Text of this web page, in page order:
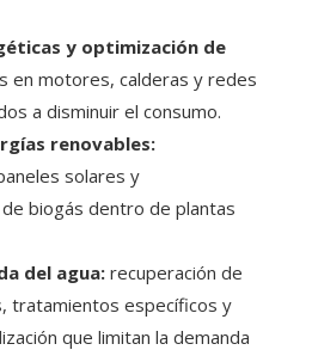
y optimización de
en motores, calderas y redes
a disminuir el consumo.
renovables:
solares y
biogás dentro de plantas
del agua: recuperación de
tratamientos específicos y
que limitan la demanda